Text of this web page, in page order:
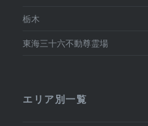
栃木
東海三十六不動尊霊場
エリア別一覧